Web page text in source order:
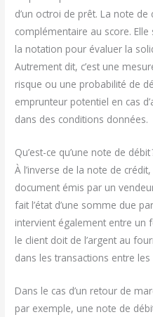
d’un octroi de prêt. La note
complémentaire au score. Elle
la notation pour évaluer la
Autrement dit, c’est une
risque ou une probabilité de
emprunteur potentiel en cas
dans des conditions données.
Qu’est-ce qu’une note de débit
À l’inverse de la note de
document émis par un
fait l’état d’une somme due
intervient également entre un
le client doit de l’argent au
dans les transactions entre
Dans le cas d’un retour de
par exemple, une note de